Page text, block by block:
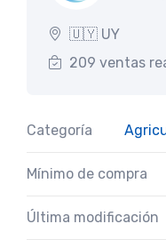
🇺🇾 UY
209 ventas
Categoría
Mínimo de compra
Última modificación